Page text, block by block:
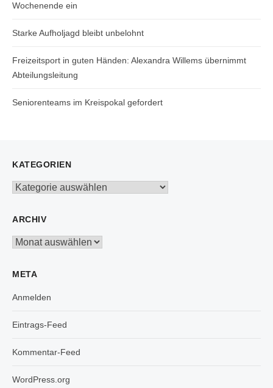
Wochenende ein
Starke Aufholjagd bleibt unbelohnt
Freizeitsport in guten Händen: Alexandra Willems übernimmt
Abteilungsleitung
Seniorenteams im Kreispokal gefordert
KATEGORIEN
Kategorien
ARCHIV
Archiv
META
Anmelden
Eintrags-Feed
Kommentar-Feed
WordPress.org